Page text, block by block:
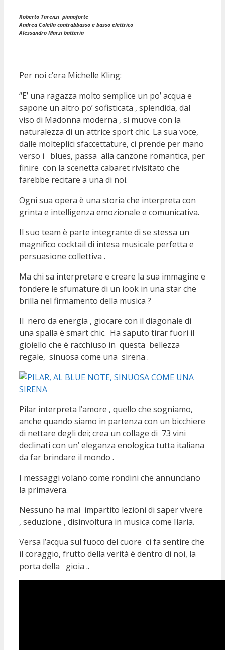
Roberto Tarenzi pianoforte
Andrea Colella contrabbasso e basso elettrico
Alessandro Marzibatteria
Per noi c’era Michelle Kling:
“E’ una ragazza molto semplice un po’ acqua e
sapone un altro po’ sofisticata , splendida, dal
viso di Madonna moderna , si muove con la
naturalezza di un attrice sport chic. La sua voce,
dalle molteplici sfaccettature, ci prende per mano
verso i blues, passa alla canzone romantica, per
finire con la scenetta cabaret rivisitato che
farebbe recitare a una di noi.
Ogni sua opera è una storia che interpreta con
grinta e intelligenza emozionale e comunicativa.
Il suo team è parte integrante di se stessa un
magnifico cocktail di intesa musicale perfetta e
persuasione collettiva .
Ma chi sa interpretare e creare la sua immagine e
fondere le sfumature di un look in una star che
brilla nel firmamento della musica ?
Il nero da energia , giocare con il diagonale di
una spalla è smart chic. Ha saputo tirar fuori il
gioiello che è racchiuso in questa bellezza
regale, sinuosa come una sirena .
Pilar interpreta l’amore , quello che sogniamo,
anche quando siamo in partenza con un bicchiere
di nettare degli dei; crea un collage di 73 vini
declinati con un’ eleganza enologica tutta italiana
da far brindare il mondo .
I messaggi volano come rondini che annunciano
la primavera.
Nessuno ha mai impartito lezioni di saper vivere
, seduzione , disinvoltura in musica come Ilaria.
Versa l’acqua sul fuoco del cuore ci fa sentire che
il coraggio, frutto della verità è dentro di noi, la
porta della gioia ..